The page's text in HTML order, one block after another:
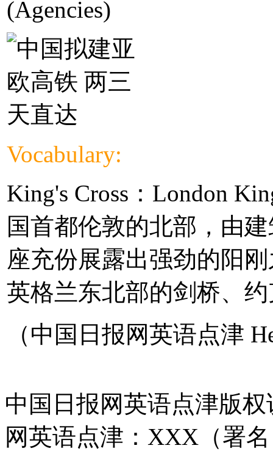
(Agencies)
Vocabulary:
King's Cross：London
国首都伦敦的北部，由
座充份展露出强劲的阳
英格兰东北部的剑桥、
（中国日报网英语点津
中国日报网英语点津版
网英语点津：XXX（署